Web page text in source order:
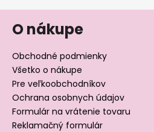
O nákupe
Obchodné podmienky
Všetko o nákupe
Pre veľkoobchodníkov
Ochrana osobnych údajov
Formulár na vrátenie tovaru
Reklamačný formulár